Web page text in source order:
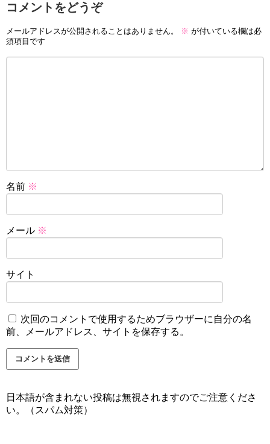
コメントをどうぞ
メールアドレスが公開されることはありません。 ※ が付いている欄は必
須項目です
名前 ※
メール ※
サイト
次回のコメントで使用するためブラウザーに自分の名
前、メールアドレス、サイトを保存する。
日本語が含まれない投稿は無視されますのでご注意くださ
い。（スパム対策）